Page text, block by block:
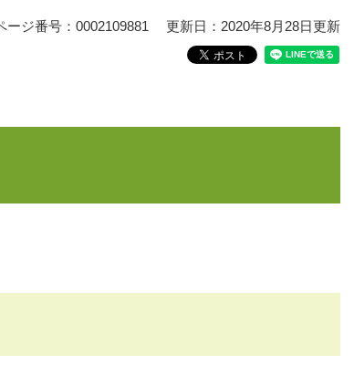
ージ番号：0002109881 更新日：2020年8月28日更新